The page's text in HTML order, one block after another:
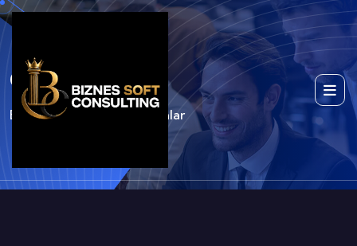
Qo'llanmalar
Bosh Sahifa Qo'llanmalar